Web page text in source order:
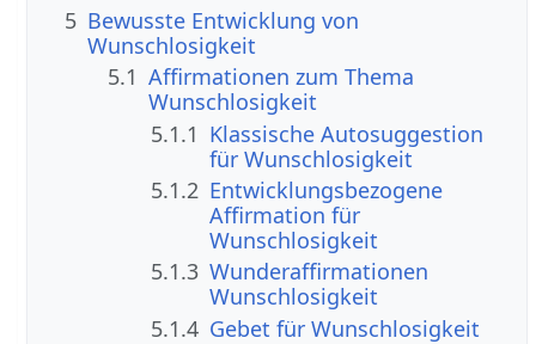
5 Bewusste Entwicklung von
Wunschlosigkeit
5.1 Affirmationen zum Thema
Wunschlosigkeit
5.1.1 Klassische Autosuggestion
für Wunschlosigkeit
5.1.2 Entwicklungsbezogene
Affirmation für
Wunschlosigkeit
5.1.3 Wunderaffirmationen
Wunschlosigkeit
5.1.4 Gebet für Wunschlosigkeit